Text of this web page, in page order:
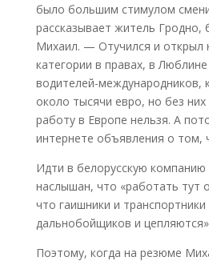
было большим стимулом
рассказывает житель Гродно,
Михаил. — Отучился и открыл
категории в правах, в
водителей-международников,
около тысячи евро, но без них
работу в Европе нельзя. А
интернете объявления о том,
Идти в белорусскую
наслышан, что «работать тут
что гаишники и
дальнобойщиков и
Поэтому, когда на резюме